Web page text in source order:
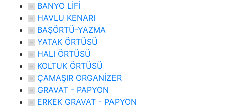
BANYO LİFİ
HAVLU KENARI
BAŞÖRTÜ-YAZMA
YATAK ÖRTÜSÜ
HALI ÖRTÜSÜ
KOLTUK ÖRTÜSÜ
ÇAMAŞIR ORGANİZER
GRAVAT - PAPYON
ERKEK GRAVAT - PAPYON